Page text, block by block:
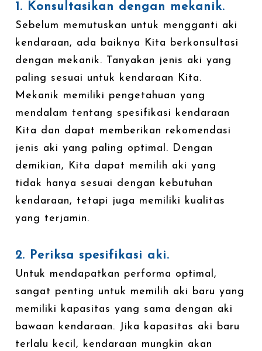
1. Konsultasikan dengan mekanik.
Sebelum memutuskan untuk mengganti aki
kendaraan, ada baiknya Kita berkonsultasi
dengan mekanik. Tanyakan jenis aki yang
paling sesuai untuk kendaraan Kita.
Mekanik memiliki pengetahuan yang
mendalam tentang spesifikasi kendaraan
Kita dan dapat memberikan rekomendasi
jenis aki yang paling optimal. Dengan
demikian, Kita dapat memilih aki yang
tidak hanya sesuai dengan kebutuhan
kendaraan, tetapi juga memiliki kualitas
yang terjamin.
2. Periksa spesifikasi aki.
Untuk mendapatkan performa optimal,
sangat penting untuk memilih aki baru yang
memiliki kapasitas yang sama dengan aki
bawaan kendaraan. Jika kapasitas aki baru
terlalu kecil, kendaraan mungkin akan